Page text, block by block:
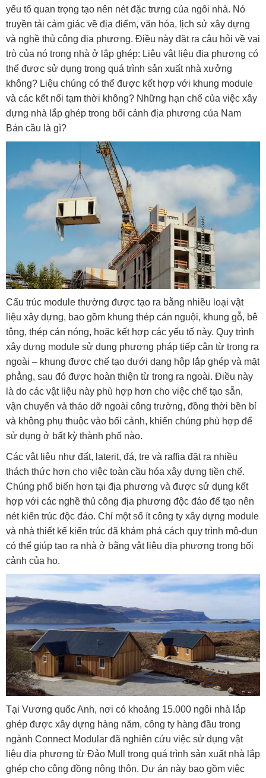
yếu tố quan trọng tạo nên nét đặc trưng của ngôi nhà. Nó
truyền tải cảm giác về địa điểm, văn hóa, lịch sử xây dựng
và nghề thủ công địa phương. Điều này đặt ra câu hỏi về vai
trò của nó trong nhà ở lắp ghép: Liệu vật liệu địa phương có
thể được sử dụng trong quá trình sản xuất nhà xưởng
không? Liệu chúng có thể được kết hợp với khung module
và các kết nối tạm thời không? Những hạn chế của việc xây
dựng nhà lắp ghép trong bối cảnh địa phương của Nam
Bán cầu là gì?
Cấu trúc module thường được tạo ra bằng nhiều loại vật
liệu xây dựng, bao gồm khung thép cán nguội, khung gỗ, bê
tông, thép cán nóng, hoặc kết hợp các yếu tố này. Quy trình
xây dựng module sử dụng phương pháp tiếp cận từ trong ra
ngoài – khung được chế tạo dưới dạng hộp lắp ghép và mặt
phẳng, sau đó được hoàn thiện từ trong ra ngoài. Điều này
là do các vật liệu này phù hợp hơn cho việc chế tạo sẵn,
vận chuyển và tháo dỡ ngoài công trường, đồng thời bền bỉ
và không phụ thuộc vào bối cảnh, khiến chúng phù hợp để
sử dụng ở bất kỳ thành phố nào.
Các vật liệu như đất, laterit, đá, tre và raffia đặt ra nhiều
thách thức hơn cho việc toàn cầu hóa xây dựng tiền chế.
Chúng phổ biến hơn tại địa phương và được sử dụng kết
hợp với các nghề thủ công địa phương độc đáo để tạo nên
nét kiến ​​trúc độc đáo. Chỉ một số ít công ty xây dựng module
và nhà thiết kế kiến ​​trúc đã khám phá cách quy trình mô-đun
có thể giúp tạo ra nhà ở bằng vật liệu địa phương trong bối
cảnh của họ.
Tại Vương quốc Anh, nơi có khoảng 15.000 ngôi nhà lắp
ghép được xây dựng hàng năm, công ty hàng đầu trong
ngành Connect Modular đã nghiên cứu việc sử dụng vật
liệu địa phương từ Đảo Mull trong quá trình sản xuất nhà lắp
ghép cho cộng đồng nông thôn. Dự án này bao gồm việc